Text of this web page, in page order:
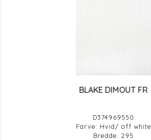
BLAKE DIMOUT FR
D374969550
Farve: Hvid/ off white
Bredde: 295